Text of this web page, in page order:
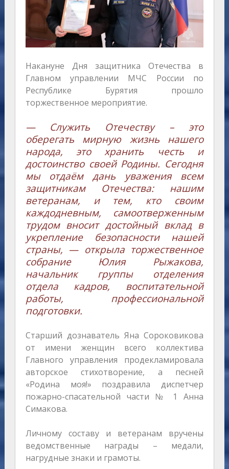
Накануне Дня защитника Отечества в
Главном управлении МЧС России по
Республике Бурятия прошло
торжественное мероприятие.
— Служить Отечеству – это
оберегать мирную жизнь нашего
народа, это хранить честь и
достоинство своей Родины. Сегодня
мы отдаём дань уважения всем
защитникам Отечества: нашим
ветеранам, и тем, кто своим
каждодневным, самоотверженным
трудом вносит достойный вклад в
укрепление безопасности нашей
страны, — открыла торжественное
собрание Юлия Рыжакова,
начальник группы отделения
отдела кадров, воспитательной
работы, профессиональной
подготовки.
Старший дознаватель Яна Сороковикова
от имени женщин всего коллектива
Главного управления продекламировала
авторское стихотворение, а песней
«Родина моя!» поздравила диспетчер
пожарно-спасательной части № 1 Анна
Симакова.
Личному составу и ветеранам вручены
ведомственные награды – медали,
нагрудные знаки и грамоты.